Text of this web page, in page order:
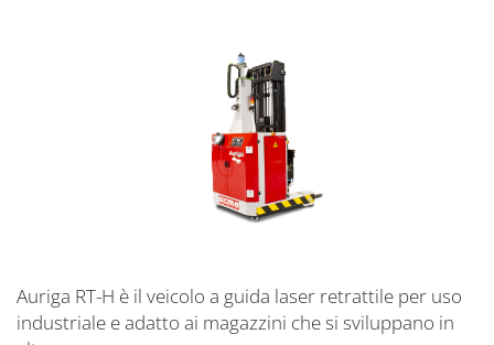
Auriga RT-H è il veicolo a guida laser retrattile per uso
industriale e adatto ai magazzini che si sviluppano in